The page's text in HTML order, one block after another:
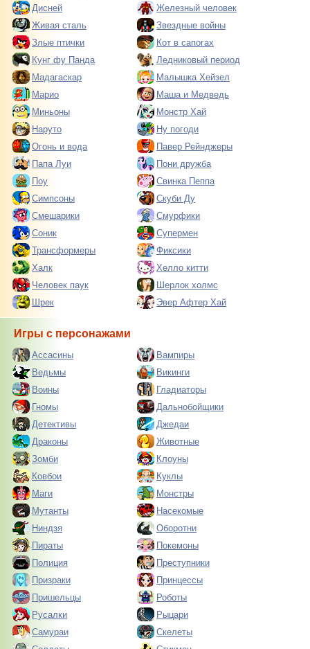
Дисней
Железный человек
Живая сталь
Звездные войны
Злые птички
Кот в сапогах
Кунг фу Панда
Ледниковый период
Мадагаскар
Малышка Хейзел
Марио
Маша и Медведь
Миньоны
Монстр Хай
Наруто
Ну погоди
Огонь и вода
Павер Рейнджеры
Папа Луи
Пони дружба
Поу
Свинка Пеппа
Симпсоны
Скуби Ду
Смешарики
Смурфики
Соник
Супермен
Трансформеры
Фиксики
Халк
Хелло китти
Человек паук
Шерлок холмс
Шрек
Эвер Афтер Хай
Игры с персонажами
Ассасины
Вампиры
Ведьмы
Викинги
Воины
Гладиаторы
Гномы
Дальнобойщики
Детективы
Джедаи
Драконы
Животные
Зомби
Клоуны
Ковбои
Куклы
Маги
Монстры
Мутанты
Насекомые
Ниндзя
Оборотни
Пираты
Покемоны
Полиция
Преступники
Призраки
Принцессы
Пришельцы
Роботы
Русалки
Рыцари
Самураи
Скелеты